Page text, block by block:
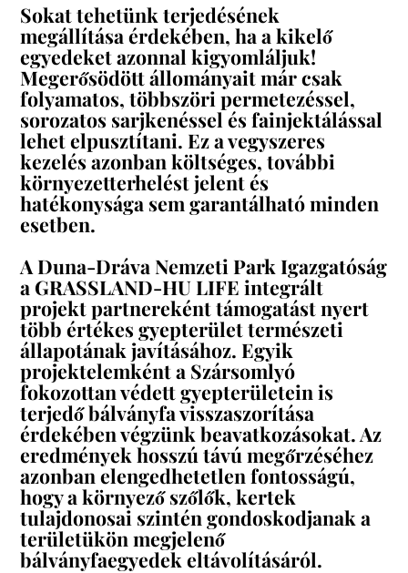
Sokat tehetünk terjedésének
megállítása érdekében, ha a kikelő
egyedeket azonnal kigyomláljuk!
Megerősödött állományait már csak
folyamatos, többszöri permetezéssel,
sorozatos sarjkenéssel és fainjektálással
lehet elpusztítani. Ez a vegyszeres
kezelés azonban költséges, további
környezetterhelést jelent és
hatékonysága sem garantálható minden
esetben.
A Duna-Dráva Nemzeti Park Igazgatóság
a GRASSLAND-HU LIFE integrált
projekt partnereként támogatást nyert
több értékes gyepterület természeti
állapotának javításához. Egyik
projektelemként a Szársomlyó
fokozottan védett gyepterületein is
terjedő bálványfa visszaszorítása
érdekében végzünk beavatkozásokat. Az
eredmények hosszú távú megőrzéséhez
azonban elengedhetetlen fontosságú,
hogy a környező szőlők, kertek
tulajdonosai szintén gondoskodjanak a
területükön megjelenő
bálványfaegyedek eltávolításáról.